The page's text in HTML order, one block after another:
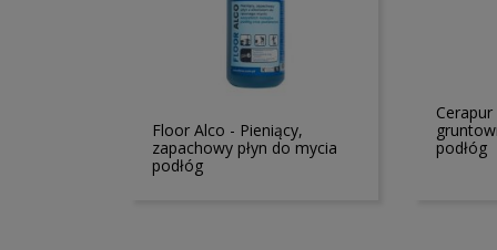
Floor Alco - Pieniący,
zapachowy płyn do mycia
podłóg
Cerapur
podłóg